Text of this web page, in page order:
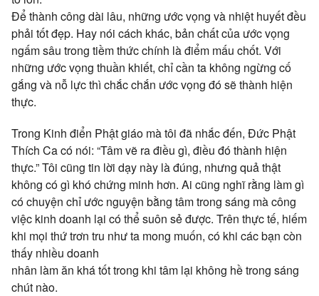
Để thành công dài lâu, những ước vọng và nhiệt huyết đều
phải tốt đẹp. Hay nói cách khác, bản chất của ước vọng
ngấm sâu trong tiềm thức chính là điểm mấu chốt. Với
những ước vọng thuần khiết, chỉ cần ta không ngừng cố
gắng và nỗ lực thì chắc chắn ước vọng đó sẽ thành hiện
thực.
Trong Kinh điển Phật giáo mà tôi đã nhắc đến, Đức Phật
Thích Ca có nói: “Tâm vẽ ra điều gì, điều đó thành hiện
thực.” Tôi cũng tin lời dạy này là đúng, nhưng quả thật
không có gì khó chứng minh hơn. Ai cũng nghĩ rằng làm gì
có chuyện chỉ ước nguyện bằng tâm trong sáng mà công
việc kinh doanh lại có thể suôn sẻ được. Trên thực tế, hiếm
khi mọi thứ trơn tru như ta mong muốn, có khi các bạn còn
thấy nhiều doanh
nhân làm ăn khá tốt trong khi tâm lại không hề trong sáng
chút nào.